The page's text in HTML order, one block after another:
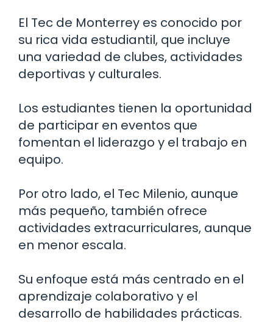
El Tec de Monterrey es conocido por
su rica vida estudiantil, que incluye
una variedad de clubes, actividades
deportivas y culturales.
Los estudiantes tienen la oportunidad
de participar en eventos que
fomentan el liderazgo y el trabajo en
equipo.
Por otro lado, el Tec Milenio, aunque
más pequeño, también ofrece
actividades extracurriculares, aunque
en menor escala.
Su enfoque está más centrado en el
aprendizaje colaborativo y el
desarrollo de habilidades prácticas.